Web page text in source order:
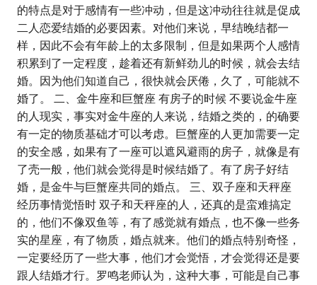
的特点是对于感情有一些冲动，但是这冲动往往就是促成
二人恋爱结婚的必要因素。对他们来说，早结晚结都一
样，因此不会有年龄上的太多限制，但是如果两个人感情
积累到了一定程度，趁着还有新鲜劲儿的时候，就会去结
婚。因为他们知道自己，很快就会厌倦，久了，可能就不
婚了。 二、金牛座和巨蟹座 有房子的时候 不要说金牛座
的人现实，事实对金牛座的人来说，结婚之类的，的确要
有一定的物质基础才可以考虑。巨蟹座的人更加需要一定
的安全感，如果有了一座可以遮风避雨的房子，就像是有
了壳一般，他们就会觉得是时候结婚了。有了房子好结
婚，是金牛与巨蟹座共同的婚点。 三、双子座和天秤座
经历事情觉悟时 双子和天秤座的人，还真的是蛮难搞定
的，他们不像双鱼等，有了感觉就有婚点，也不像一些务
实的星座，有了物质，婚点就来。他们的婚点特别奇怪，
一定要经历了一些大事，他们才会觉悟，才会觉得还是要
跟人结婚才行。罗鸣老师认为，这种大事，可能是自己事